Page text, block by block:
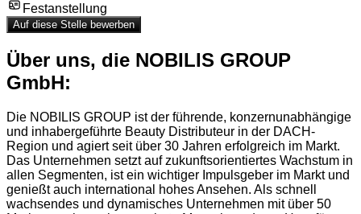
Festanstellung
Auf diese Stelle bewerben
Über uns, die NOBILIS GROUP
GmbH:
Die NOBILIS GROUP ist der führende, konzernunabhängige
und inhabergeführte Beauty Distributeur in der DACH-
Region und agiert seit über 30 Jahren erfolgreich im Markt.
Das Unternehmen setzt auf zukunftsorientiertes Wachstum in
allen Segmenten, ist ein wichtiger Impulsgeber im Markt und
genießt auch international hohes Ansehen. Als schnell
wachsendes und dynamisches Unternehmen mit über 50